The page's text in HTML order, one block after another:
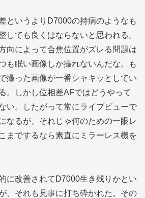
というよりD7000の持病のようなも
しても良くはならないと思われる。
向によって合焦位置がズレる問題は
も眠い画像しか撮れないんだな。も
撮った画像が一番シャキッとしてい
。しかし位相差AFではどうやって
い。したがって常にライブビューで
なるが、それじゃ何のための一眼レ
までするなら素直にミラーレス機を
に改善されてD7000生き残りかとい
、それも見事に打ち砕かれた。その